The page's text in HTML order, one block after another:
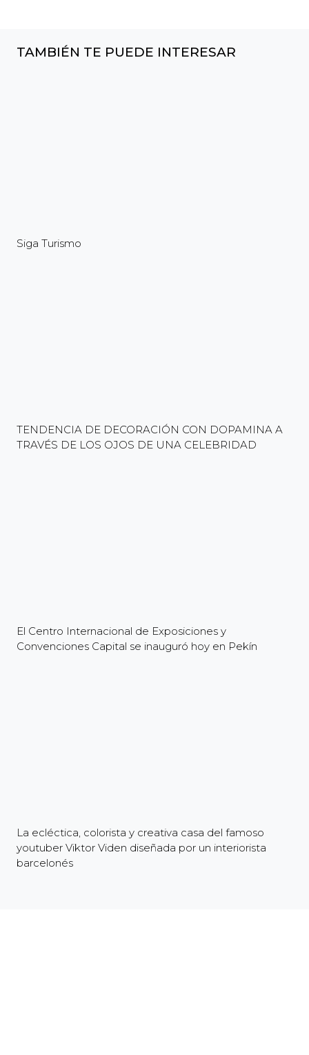
TAMBIÉN TE PUEDE INTERESAR
Siga Turismo
TENDENCIA DE DECORACIÓN CON DOPAMINA A
TRAVÉS DE LOS OJOS DE UNA CELEBRIDAD
El Centro Internacional de Exposiciones y
Convenciones Capital se inauguró hoy en Pekín
La ecléctica, colorista y creativa casa del famoso
youtuber Viktor Viden diseñada por un interiorista
barcelonés